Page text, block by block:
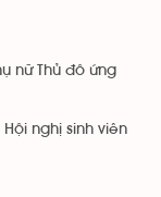
nữ Thủ đô ứng
nghị sinh viên